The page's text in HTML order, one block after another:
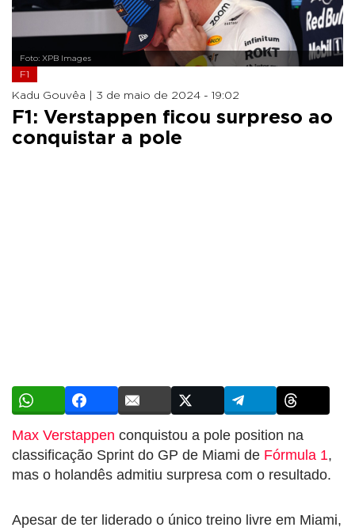
Foto: XPB Images
F1
Kadu Gouvêa | 3 de maio de 2024 - 19:02
F1: Verstappen ficou surpreso ao
conquistar a pole
Max Verstappen conquistou a pole position na
classificação Sprint do GP de Miami de Fórmula 1,
mas o holandês admitiu surpresa com o resultado.
Apesar de ter liderado o único treino livre em Miami,